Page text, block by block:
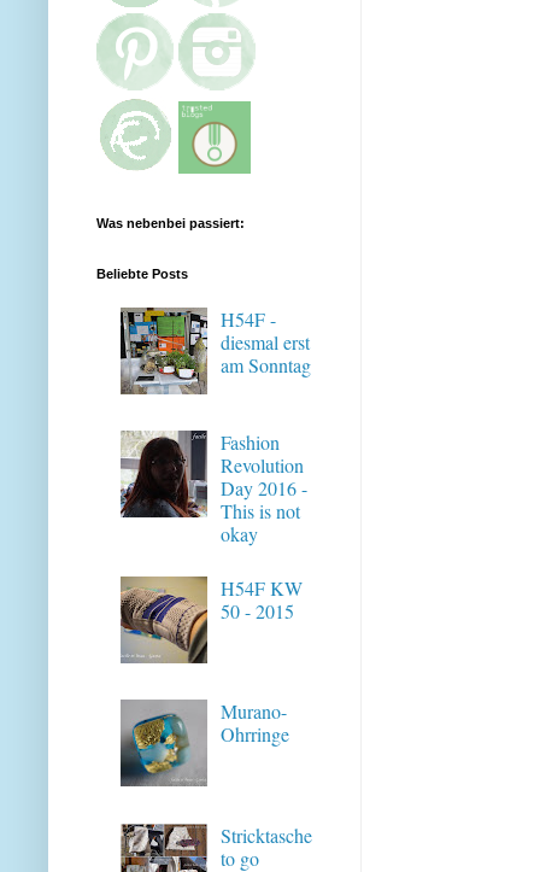
Was nebenbei passiert:
Beliebte Posts
H54F -
diesmal erst
am Sonntag
Fashion
Revolution
Day 2016 -
This is not
okay
H54F KW
50 - 2015
Murano-
Ohrringe
Stricktasche
to go